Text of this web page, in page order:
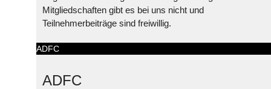
Mitgliedschaften gibt es bei uns nicht und
Teilnehmerbeiträge sind freiwillig.
ADFC
ADFC